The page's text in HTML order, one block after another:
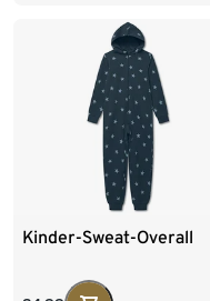
Kinder-Sweat-Overall